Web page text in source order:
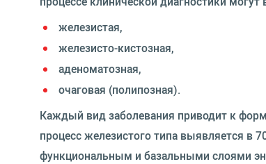
железистая,
железисто-кистозная,
аденоматозная,
очаговая (полипозная).
Каждый вид заболевания приводит к
процесс железистого типа выявляется в
функциональным и базальными слоями